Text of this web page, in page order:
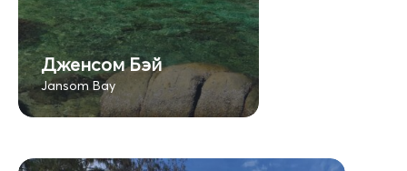
Дженсом Бэй
Jansom Bay